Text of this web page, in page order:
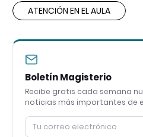
ATENCIÓN EN EL AULA
Boletín Magisterio
Recibe gratis cada semana
noticias más importantes de